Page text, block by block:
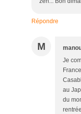
Répondre
M
Je
au
du